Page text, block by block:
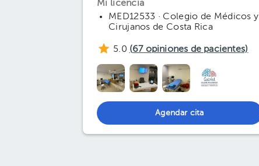
Mi licencia
MED12533 · Colegio de Médicos y
Cirujanos de Costa Rica
5.0 (67 opiniones de pacientes)
Agendar cita